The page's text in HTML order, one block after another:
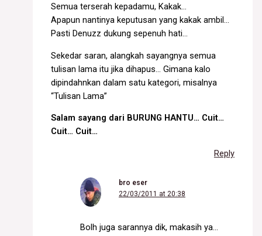
Semua terserah kepadamu, Kakak…
Apapun nantinya keputusan yang kakak ambil…
Pasti Denuzz dukung sepenuh hati…
Sekedar saran, alangkah sayangnya semua
tulisan lama itu jika dihapus… Gimana kalo
dipindahnkan dalam satu kategori, misalnya
“Tulisan Lama”
Salam sayang dari BURUNG HANTU… Cuit…
Cuit… Cuit…
Reply
bro eser
22/03/2011 at 20:38
Bolh juga sarannya dik, makasih ya…